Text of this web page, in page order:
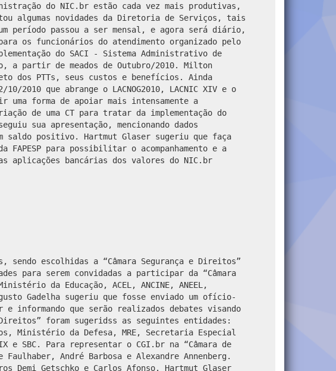
do NIC.br estão cada vez mais produtivas,
algumas novidades da Diretoria de Serviços, tais
período passou a ser mensal, e agora será diário,
os funcionários do atendimento organizado pelo
do SACI - Sistema Administrativo de
partir de meados de Outubro/2010. Milton
dos PTTs, seus custos e benefícios. Ainda
que abrange o LACNOG2010, LACNIC XIV e o
uma forma de apoiar mais intensamente a
de uma CT para tratar da implementação do
sua apresentação, mencionando dados
saldo positivo. Hartmut Glaser sugeriu que faça
para possibilitar o acompanhamento e a
aplicações bancárias dos valores do NIC.br
sendo escolhidas a “Câmara Segurança e Direitos”
para serem convidadas a participar da “Câmara
da Educação, ACEL, ANCINE, ANEEL,
Gadelha sugeriu que fosse enviado um ofício-
informando que serão realizados debates visando
foram sugeridss as seguintes entidades:
Ministério da Defesa, MRE, Secretaria Especial
e SBC. Para representar o CGI.br na “Câmara de
André Barbosa e Alexandre Annenberg.
Demi Getschko e Carlos Afonso.
Hartmut Glaser